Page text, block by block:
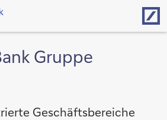
Gruppe
Geschäftsbereiche